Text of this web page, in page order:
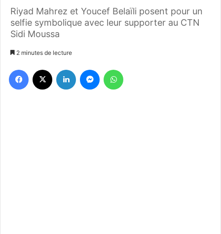
Riyad Mahrez et Youcef Belaïli posent pour un
selfie symbolique avec leur supporter au CTN
Sidi Moussa
2 minutes de lecture